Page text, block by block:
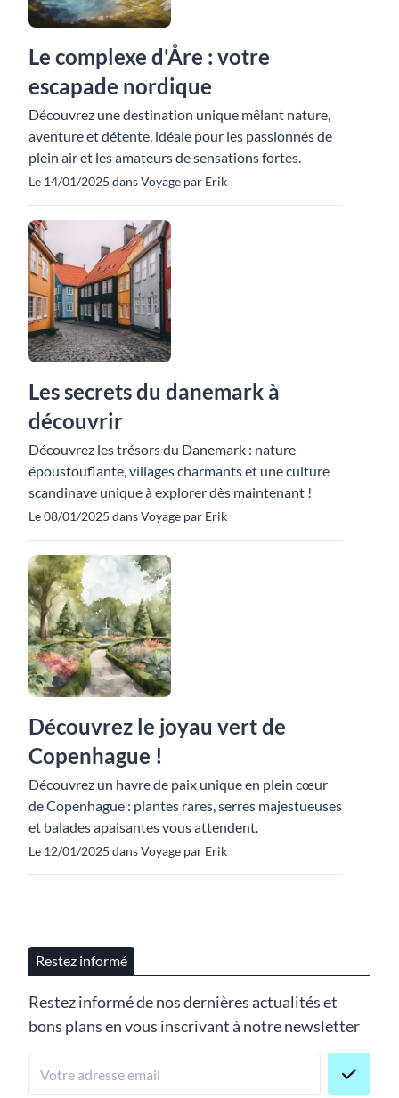
Le complexe d'Åre : votre
escapade nordique
Découvrez une destination unique mêlant nature,
aventure et détente, idéale pour les passionnés de
plein air et les amateurs de sensations fortes.
Le 14/01/2025 dans Voyage par Erik
Les secrets du danemark à
découvrir
Découvrez les trésors du Danemark : nature
époustouflante, villages charmants et une culture
scandinave unique à explorer dès maintenant !
Le 08/01/2025 dans Voyage par Erik
Découvrez le joyau vert de
Copenhague !
Découvrez un havre de paix unique en plein cœur
de Copenhague : plantes rares, serres majestueuses
et balades apaisantes vous attendent.
Le 12/01/2025 dans Voyage par Erik
Restez informé
Restez informé de nos dernières actualités et
bons plans en vous inscrivant à notre newsletter